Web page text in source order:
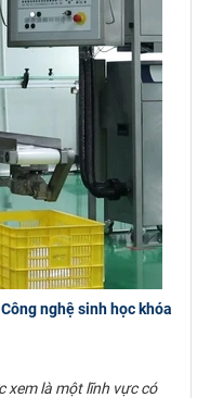
nghệ sinh học khóa
xem là một lĩnh vực có